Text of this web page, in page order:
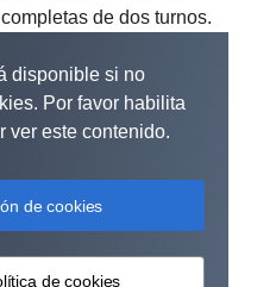
de dos turnos.
disponible si no
Por favor habilita
ver este contenido.
de cookies
de cookies